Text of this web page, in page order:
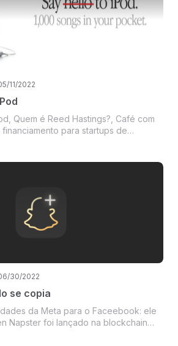
11/2022
Quem é Reed Hastings?, Café com
para startups de
30/2022
se copia
da Meta para o Faceebook: ele
Napster foi lançado na blockchain